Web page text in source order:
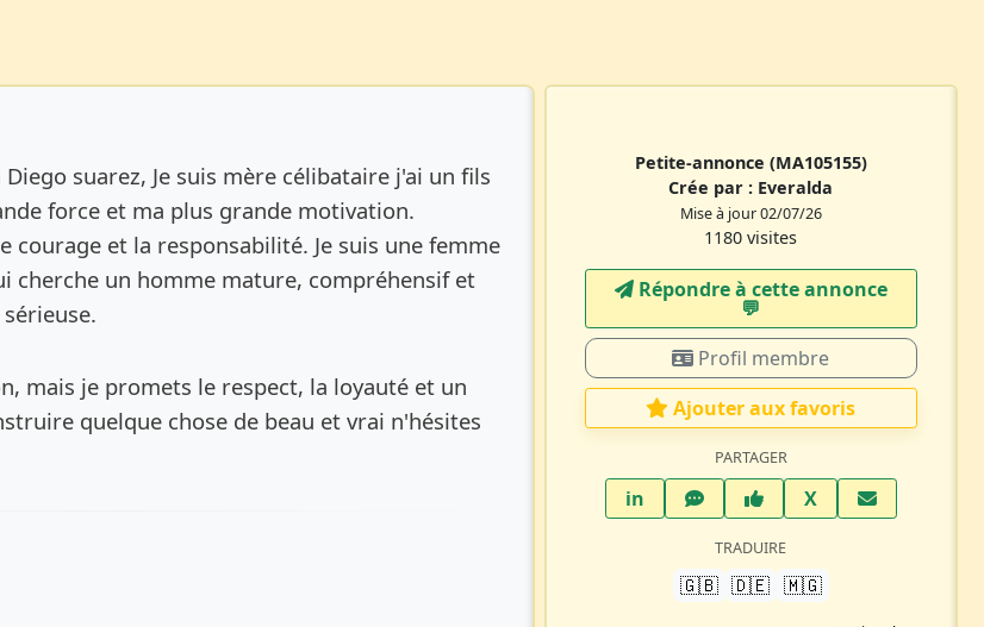
suarez, Je suis mère célibataire j'ai un fils
force et ma plus grande motivation.
courage et la responsabilité. Je suis une femme
cherche un homme mature, compréhensif et
mais je promets le respect, la loyauté et un
quelque chose de beau et vrai n'hésites
Petite-annonce (MA105155)
Crée par : Everalda
Mise à jour 02/07/26
1180 visites
Répondre à cette annonce
💬​
Profil membre
Ajouter aux favoris
PARTAGER
inLinkedInWhatsAppFacebook
XTwitter X
TRADUIRE
🇬🇧 🇩🇪 🇲🇬